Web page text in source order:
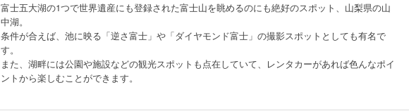
富士五大湖の1つで世界遺産にも登録された富士山を眺めるのにも絶好のスポット、山梨県の山
中湖。
条件が合えば、池に映る「逆さ富士」や「ダイヤモンド富士」の撮影スポットとしても有名で
す。
また、湖畔には公園や施設などの観光スポットも点在していて、レンタカーがあれば色んなポイ
ントから楽しむことができます。